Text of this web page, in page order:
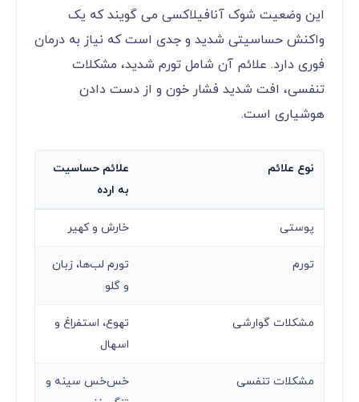
این وضعیت شوک آنافیلاکسی می گویند که یک
واکنش حساسیتی شدید و جدی است که نیاز به درمان
فوری دارد. علائم آن شامل تورم شدید، مشکلات
تنفسی، افت شدید فشار خون و از دست دادن
هوشیاری است.
نوع علائم
علائم حساسیت
به ارده
پوستی خارش و کهیر
تورم
تورم لب‌ها، زبان
و گلو
مشکلات گوارشی
تهوع، استفراغ و
اسهال
مشکلات تنفسی
خس‌خس سینه و